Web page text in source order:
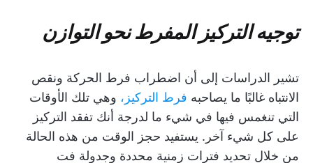
توجيه التركيز المفرط نحو التوازن
تشير الدراسات إلى أن اضطراب فرط الحركة ونقص
الانتباه غالبًا ما يصاحبه فرط التركيز، وهي تلك الأوقات
التي تنغمس فيها في شيء ما لدرجة أنك تفقد التركيز
على كل شيء آخر. يستفيد حجز الوقت من هذه الحالة
من خلال تحديد فترات زمنية محددة وجدولة فت